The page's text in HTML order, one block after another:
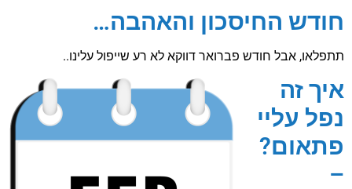
חודש החיסכון והאהבה…
תתפלאו, אבל חודש פברואר דווקא לא רע שייפול עלינו..
איך זה
נפל עליי
פתאום?
–